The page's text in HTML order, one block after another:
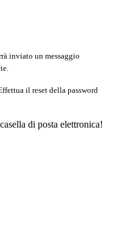
inviato un messaggio
il reset della password
di posta elettronica!